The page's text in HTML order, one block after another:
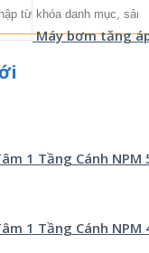
Máy bơm tăng
1 Tầng Cánh NPM
1 Tầng Cánh NPM